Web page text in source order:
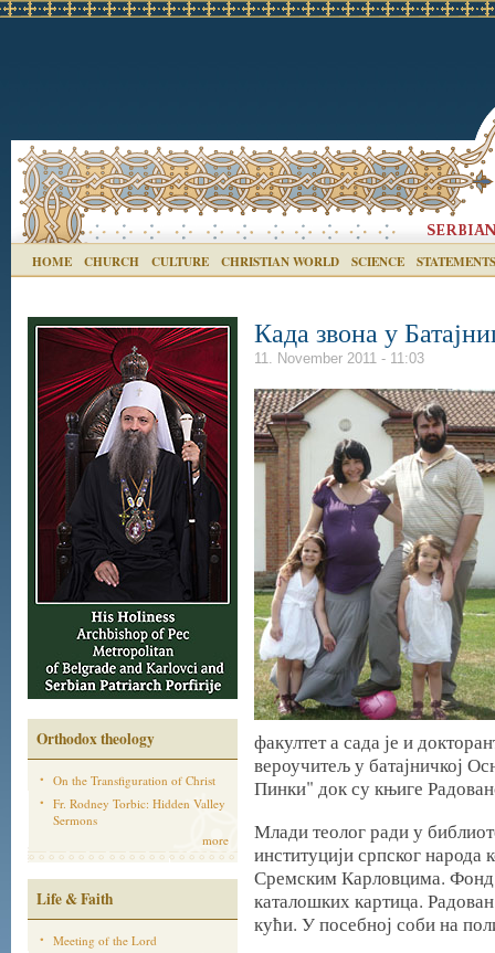
HOME CHURCH CULTURE CHRISTIAN WORLD SCIENCE STATEMENTS
Orthodox theology
On the Transfiguration of Christ
Fr. Rodney Torbic: Hidden Valley
Sermons
more
Life & Faith
Meeting of the Lord
Када звона у
11. November 2011 - 11:03
факултет а сада је и
вероучитељ у батајничкој
Пинки" док су књиге
Млади теолог ради у
институцији српског народа
Сремским Карловцима. Фонд
каталошких картица.
кући. У посебној соби на